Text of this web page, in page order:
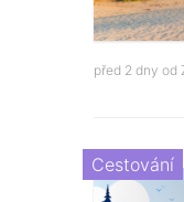
před 2 dny od
Cestování